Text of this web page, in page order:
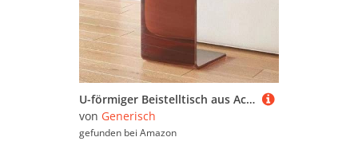
U-förmiger Beistelltisch aus Acryl – C-förmiger Sofa-Beistelltisch, modernes Industrie-Design, Mehrzweck-Nachttisch für Wohnzimmer oder Schlafzimmer
von Generisch
gefunden bei Amazon